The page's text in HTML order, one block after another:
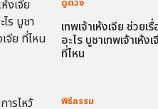
เทพเจ้าเห้งเจีย ช่วยเ
อะไร บูชาเทพเจ้าเห้งเ
ที่ไหน
พิธีกรรม